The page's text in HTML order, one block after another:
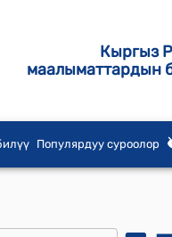
Кыргыз
маалыматтардын
Популярдуу суроолор